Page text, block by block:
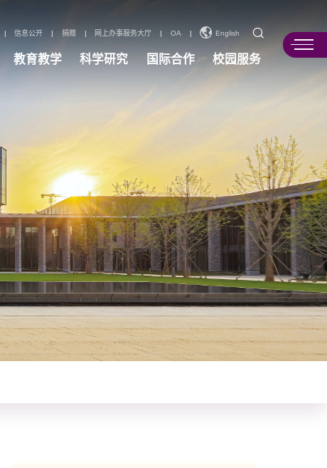
| 信息公开 | 捐赠 | 网上办事服务大厅 | OA | English
教育教学 科学研究 国际合作 校园服务